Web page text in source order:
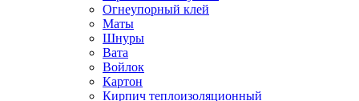
Огнеупорный клей
Маты
Шнуры
Вата
Войлок
Картон
Кирпич теплоизоляционный